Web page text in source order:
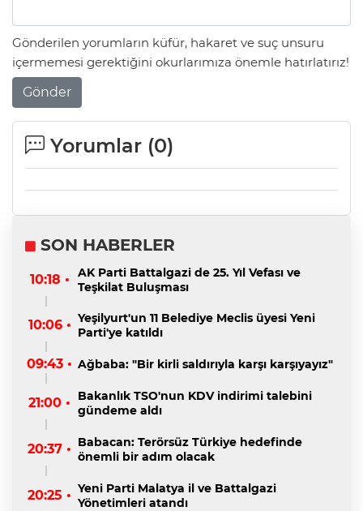
Gönderilen yorumların küfür, hakaret ve suç unsuru
içermemesi gerektiğini okurlarımıza önemle hatırlatırız!
Gönder
Yorumlar (0)
SON HABERLER
10:18 •
AK Parti Battalgazi de 25. Yıl Vefası ve
Teşkilat Buluşması
10:06 • Yeşilyurt'un 11 Belediye Meclis üyesi Yeni
Parti'ye katıldı
09:43 • Ağbaba: "Bir kirli saldırıyla karşı karşıyayız"
21:00 •
Bakanlık TSO'nun KDV indirimi talebini
gündeme aldı
20:37 • Babacan: Terörsüz Türkiye hedefinde
önemli bir adım olacak
20:25 • Yeni Parti Malatya il ve Battalgazi
Yönetimleri atandı